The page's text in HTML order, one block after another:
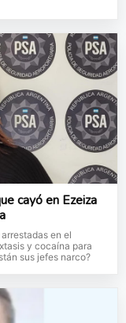
cayó en Ezeiza
en el
y cocaína para
sus jefes narco?